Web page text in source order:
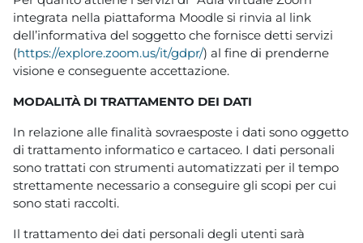
integrata nella piattaforma Moodle si rinvia al link
dell’informativa del soggetto che fornisce detti servizi
(https://explore.zoom.us/it/gdpr/) al fine di prenderne
visione e conseguente accettazione.
MODALITÀ DI TRATTAMENTO DEI DATI
In relazione alle finalità sovraesposte i dati sono oggetto
di trattamento informatico e cartaceo. I dati personali
sono trattati con strumenti automatizzati per il tempo
strettamente necessario a conseguire gli scopi per cui
sono stati raccolti.
Il trattamento dei dati personali degli utenti sarà